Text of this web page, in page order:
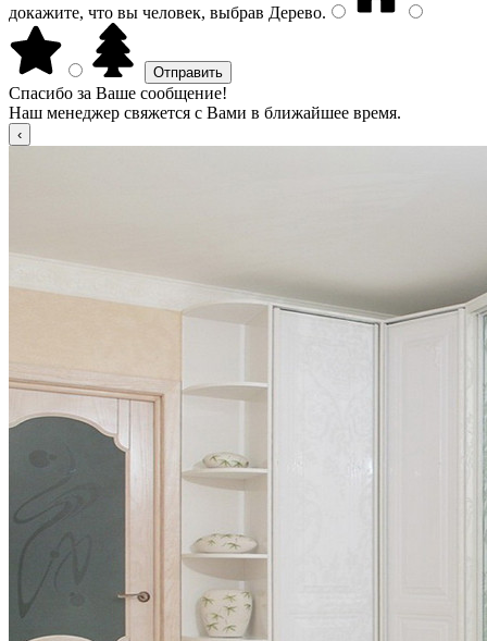
докажите, что вы человек, выбрав Дерево.
Спасибо за Ваше сообщение!
Наш менеджер свяжется с Вами в ближайшее время.